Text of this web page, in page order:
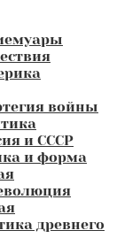
войны
и СССР
и форма
древнего